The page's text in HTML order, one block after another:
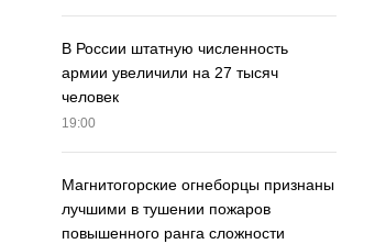
В России штатную численность
армии увеличили на 27 тысяч
человек
19:00
Магнитогорские огнеборцы признаны
лучшими в тушении пожаров
повышенного ранга сложности